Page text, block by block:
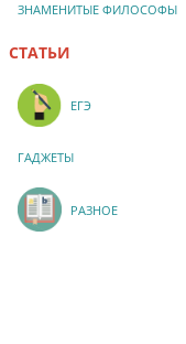
ЗНАМЕНИТЫЕ ФИЛОСОФЫ
СТАТЬИ
ЕГЭ
ГАДЖЕТЫ
РАЗНОЕ